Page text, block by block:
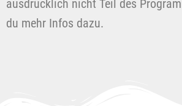
ausdrücklich nicht Teil des
du mehr Infos dazu.